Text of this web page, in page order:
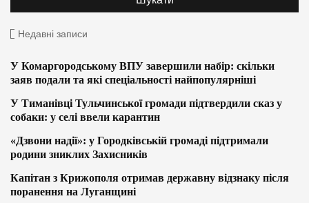
Недавні записи
У Комаргородському ВПУ завершили набір: скільки
заяв подали та які спеціальності найпопулярніші
У Тиманівці Тульчинської громади підтвердили сказ у
собаки: у селі ввели карантин
«Дзвони надії»: у Городківській громаді підтримали
родини зниклих Захисників
Капітан з Крижополя отримав державну відзнаку після
поранення на Луганщині